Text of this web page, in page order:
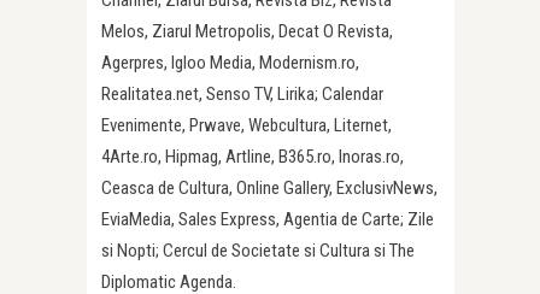
Melos, Ziarul Metropolis, Decat O Revista,
Agerpres, Igloo Media, Modernism.ro,
Realitatea.net, Senso TV, Lirika; Calendar
Evenimente, Prwave, Webcultura, Liternet,
4Arte.ro, Hipmag, Artline, B365.ro, Inoras.ro,
Ceasca de Cultura, Online Gallery, ExclusivNews,
EviaMedia, Sales Express, Agentia de Carte; Zile
si Nopti; Cercul de Societate si Cultura si The
Diplomatic Agenda.